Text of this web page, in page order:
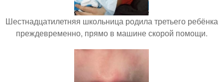
Шестнадцатилетняя школьница родила третьего ребёнка
преждевременно, прямо в машине скорой помощи.